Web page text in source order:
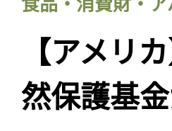
【アメリ
然保護基